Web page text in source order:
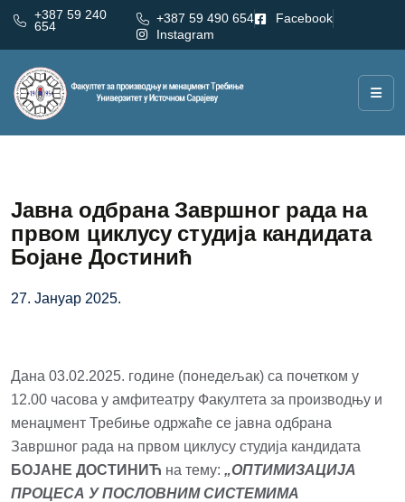
+387 59 240
654
+387 59 490 654
Facebook
Instagram
Јавна одбрана Завршног рада на
првом циклусу студија кандидата
Бојане Достинић
27. Јануар 2025.
Дана 03.02.2025. године (понедељак) са почетком у
12.00 часова у амфитеатру Факултета за производњу и
менаџмент Требиње одржаће се јавна одбрана
Завршног рада на првом циклусу студија кандидата
БОЈАНЕ ДОСТИНИЋ на тему: „ОПТИМИЗАЦИЈА
ПРОЦЕСА У ПОСЛОВНИМ СИСТЕМИМА